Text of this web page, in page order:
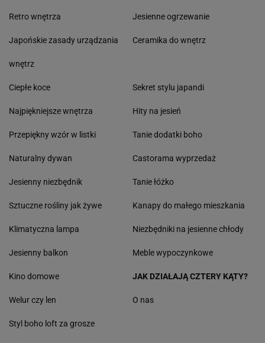
Retro wnętrza
Japońskie zasady urządzania
wnętrz
Jesienne ogrzewanie
Ceramika do wnętrz
Ciepłe koce
Najpiękniejsze wnętrza
Przepiękny wzór w listki
Naturalny dywan
Jesienny niezbędnik
Sztuczne rośliny jak żywe
Klimatyczna lampa
Jesienny balkon
Sekret stylu japandi
Hity na jesień
Tanie dodatki boho
Castorama wyprzedaż
Tanie łóżko
Kanapy do małego mieszkania
Niezbędniki na jesienne chłody
Meble wypoczynkowe
Kino domowe
Welur czy len
Styl boho loft za grosze
JAK DZIAŁAJĄ CZTERY KĄTY?
O nas